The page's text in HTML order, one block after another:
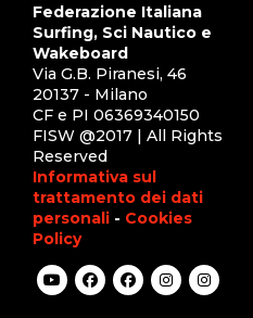
Federazione Italiana
Surfing, Sci Nautico e
Wakeboard
Via G.B. Piranesi, 46
20137 - Milano
CF e PI 06369340150
FISW @2017 | All Rights
Reserved
Informativa sul
trattamento dei dati
personali - Cookies
Policy